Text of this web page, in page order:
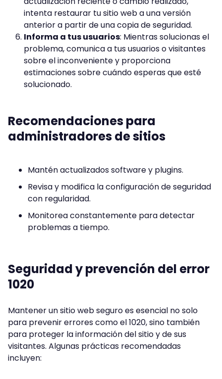
intenta restaurar tu sitio web a una versión
anterior a partir de una copia de seguridad.
Informa a tus usuarios: Mientras solucionas el
problema, comunica a tus usuarios o visitantes
sobre el inconveniente y proporciona
estimaciones sobre cuándo esperas que esté
solucionado.
Recomendaciones para
administradores de sitios
Mantén actualizados software y plugins.
Revisa y modifica la configuración de seguridad
con regularidad.
Monitorea constantemente para detectar
problemas a tiempo.
Seguridad y prevención del error
1020
Mantener un sitio web seguro es esencial no solo
para prevenir errores como el 1020, sino también
para proteger la información del sitio y de sus
visitantes. Algunas prácticas recomendadas
incluyen: